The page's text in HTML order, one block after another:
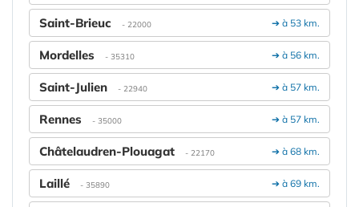
➔ à 53 km.
Saint-Brieuc - 22000
➔ à 56 km.
Mordelles - 35310
➔ à 57 km.
Saint-Julien - 22940
➔ à 57 km.
Rennes - 35000
➔ à 68 km.
Châtelaudren-Plouagat - 22170
➔ à 69 km.
Laillé - 35890